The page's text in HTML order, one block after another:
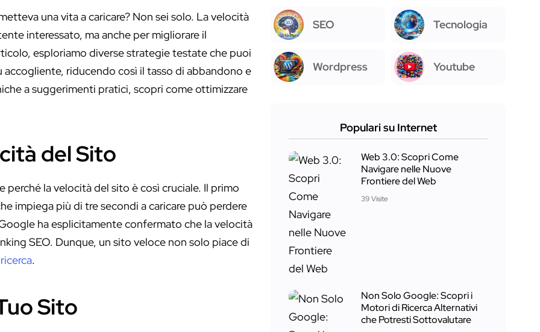
una vita a caricare? Non sei solo. La velocità
interessato, ma anche per migliorare il
esploriamo diverse strategie testate che puoi
riducendo così il tasso di abbandono e
a suggerimenti pratici, scopri come ottimizzare
del Sito
la velocità del sito è così cruciale. Il primo
impiega più di tre secondi a caricare può perdere
ha esplicitamente confermato che la velocità
SEO. Dunque, un sito veloce non solo piace di
.
Sito
SEO Tecnologia
Wordpress Youtube
Populari su Internet
Web 3.0: Scopri Come
Navigare nelle Nuove
Frontiere del Web
39 Visite
Non Solo Google: Scopri i
Motori di Ricerca Alternativi
che Potresti Sottovalutare